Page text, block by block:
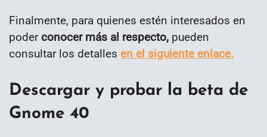
Finalmente, para quienes estén interesados en
poderconocer más al respecto, pueden
consultar los detalles en el siguiente enlace.
Descargar y probar la beta de
Gnome 40